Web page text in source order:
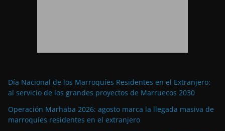
Día Nacional de los Marroquíes Residentes en el Extranjero:
al servicio de los grandes proyectos de Marruecos 2030
Operación Marhaba 2026: agosto marca la llegada masiva de
marroquíes residentes en el extranjero